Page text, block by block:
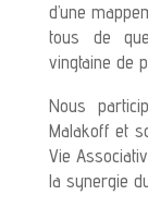
d’une
tous de
vingtaine de
Nous
Malakoff et
Vie
la synergie